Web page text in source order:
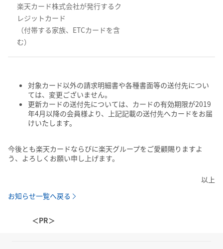
楽天カード株式会社が発行するク
レジットカード
（付帯する家族、ETCカードを含
む）
対象カード以外の請求明細書や各種書面等の送付先につい
ては、変更ございません。
更新カードの送付先については、カードの有効期限が2019
年4月以降の会員様より、上記記載の送付先へカードをお届
けいたします。
今後とも楽天カードならびに楽天グループをご愛顧賜りますよ
う、よろしくお願い申し上げます。
以上
お知らせ一覧へ戻る
＜PR＞